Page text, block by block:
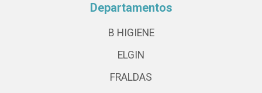
Departamentos
B HIGIENE
ELGIN
FRALDAS